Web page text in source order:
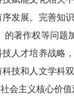
发展。完善
著作权等问
人才培养战
技和人文学科
会主义核心价